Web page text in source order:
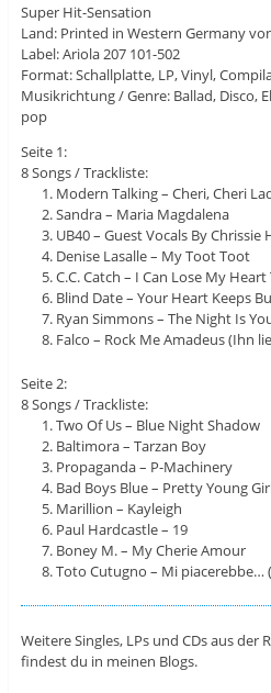
Super Hit-Sensation
Land: Printed in Western Germany
Label: Ariola 207 101-502
Format: Schallplatte, LP, Vinyl,
Musikrichtung / Genre: Ballad, Disco,
pop
Seite 1:
8 Songs / Trackliste:
Modern Talking – Cheri, Cheri
Sandra – Maria Magdalena
UB40 – Guest Vocals By
Denise Lasalle – My Toot Toot
C.C. Catch – I Can Lose My
Blind Date – Your Heart Keeps
Ryan Simmons – The Night Is
Falco – Rock Me Amadeus (Ihn
Seite 2:
8 Songs / Trackliste:
Two Of Us – Blue Night Shadow
Baltimora – Tarzan Boy
Propaganda – P-Machinery
Bad Boys Blue – Pretty Young
Marillion – Kayleigh
Paul Hardcastle – 19
Boney M. – My Cherie Amour
Toto Cutugno – Mi
Weitere Singles, LPs und CDs aus der
findest du in meinen Blogs.